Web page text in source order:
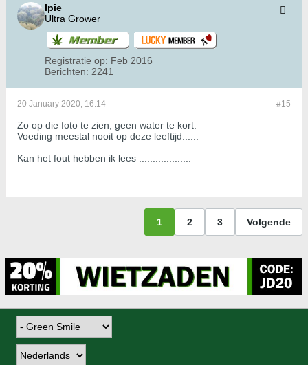
Ipie
Ultra Grower
Registratie op: Feb 2016
Berichten: 2241
#15
20 January 2020, 16:14
Zo op die foto te zien, geen water te kort.
Voeding meestal nooit op deze leeftijd......
Kan het fout hebben ik lees ...................
1 2 3 Volgende